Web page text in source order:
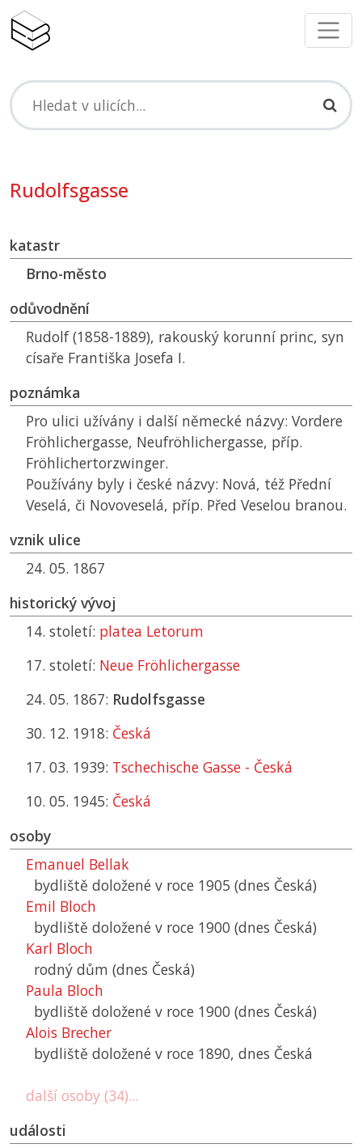
Rudolfsgasse
katastr
Brno-město
odůvodnění
Rudolf (1858-1889), rakouský korunní princ, syn
císaře Františka Josefa I.
poznámka
Pro ulici užívány i další německé názvy: Vordere
Fröhlichergasse, Neufröhlichergasse, příp.
Fröhlichertorzwinger.
Používány byly i české názvy: Nová, též Přední
Veselá, či Novoveselá, příp. Před Veselou branou.
vznik ulice
24. 05. 1867
historický vývoj
14. století: platea Letorum
17. století: Neue Fröhlichergasse
24. 05. 1867: Rudolfsgasse
30. 12. 1918: Česká
17. 03. 1939: Tschechische Gasse - Česká
10. 05. 1945: Česká
osoby
Emanuel Bellak
bydliště doložené v roce 1905 (dnes Česká)
Emil Bloch
bydliště doložené v roce 1900 (dnes Česká)
Karl Bloch
rodný dům (dnes Česká)
Paula Bloch
bydliště doložené v roce 1900 (dnes Česká)
Alois Brecher
bydliště doložené v roce 1890, dnes Česká
další osoby (34)...
události